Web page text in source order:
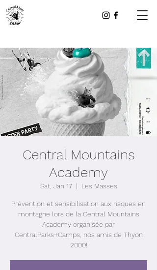
Central Mountains
Academy
Sat, Jan 17
  |
Les Masses
Prévention et sensibilisation aux risques en
montagne lors de la Central Mountains
Academy organisée par
CentralParks+Camps, nos amis de Thyon
2000!